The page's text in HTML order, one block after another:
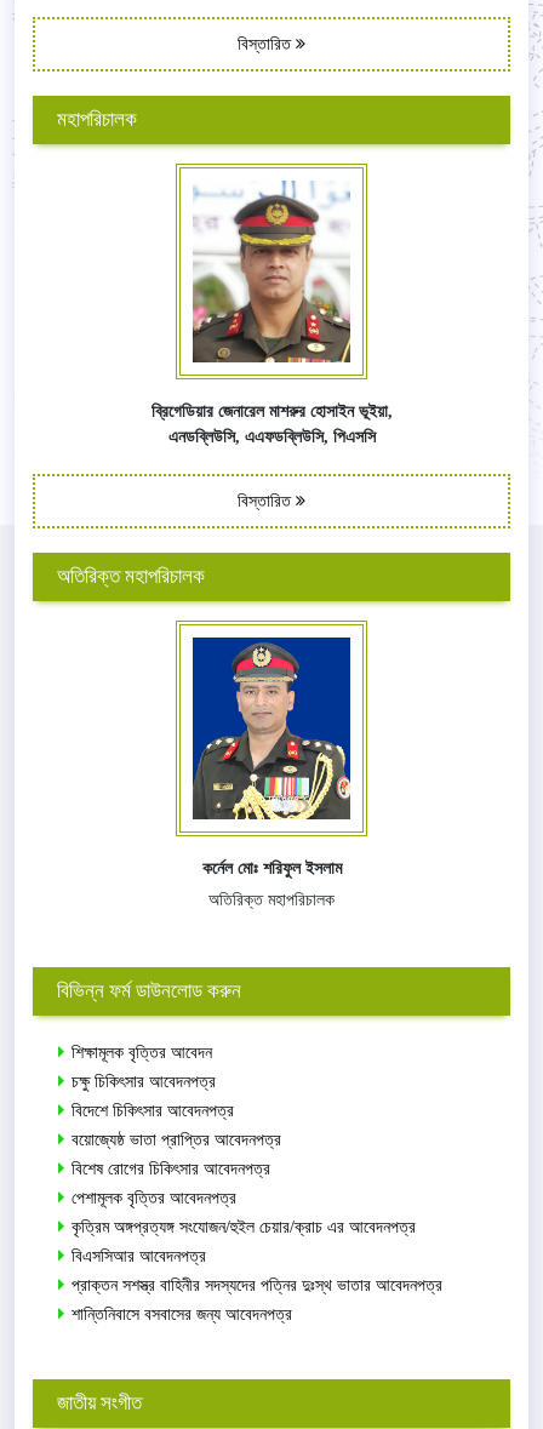
বিস্তারিত
মহাপরিচালক
ব্রিগেডিয়ার জেনারেল মাশরুর হোসাইন ভূইয়া,
এনডব্লিউসি, এএফডব্লিউসি, পিএসসি
বিস্তারিত
অতিরিক্ত মহাপরিচালক
কর্নেল মোঃ শরিফুল ইসলাম
অতিরিক্ত মহাপরিচালক
বিভিন্ন ফর্ম ডাউনলোড করুন
শিক্ষামূলক বৃত্তির আবেদন
চক্ষু চিকিৎসার আবেদনপত্র
বিদেশে চিকিৎসার আবেদনপত্র
বয়োজ্যেষ্ঠ ভাতা প্রাপ্তির আবেদনপত্র
বিশেষ রোগের চিকিৎসার আবেদনপত্র
পেশামূলক বৃত্তির আবেদনপত্র
কৃত্রিম অঙ্গপ্রত্যঙ্গ সংযোজন/হুইল চেয়ার/ক্রাচ এর আবেদনপত্র
বিএসসিআর আবেদনপত্র
প্রাক্তন সশস্ত্র বাহিনীর সদস্যদের পত্নির দুঃস্থ ভাতার আবেদনপত্র
শান্তিনিবাসে বসবাসের জন্য আবেদনপত্র
জাতীয় সংগীত